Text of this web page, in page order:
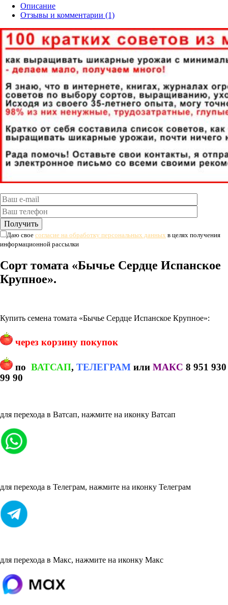
Описание
Отзывы и комментарии (1)
Даю свое согласие на обработку персональных данных в целях получения
информационной рассылки
Сорт томата «Бычье Сердце Испанское
Крупное».
Купить семена томата «Бычье Сердце Испанское Крупное»:
через корзину покупок
по ВАТСАП, ТЕЛЕГРАМ или МАКС 8 951 930
99 90
для перехода в Ватсап, нажмите на иконку Ватсап
для перехода в Телеграм, нажмите на иконку Телеграм
для перехода в Макс, нажмите на иконку Макс